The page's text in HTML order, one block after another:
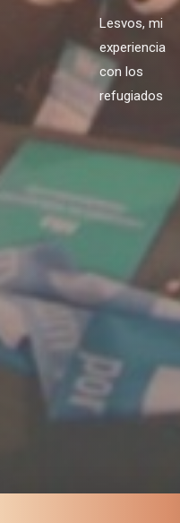
Lesvos, mi
experiencia
con los
refugiados